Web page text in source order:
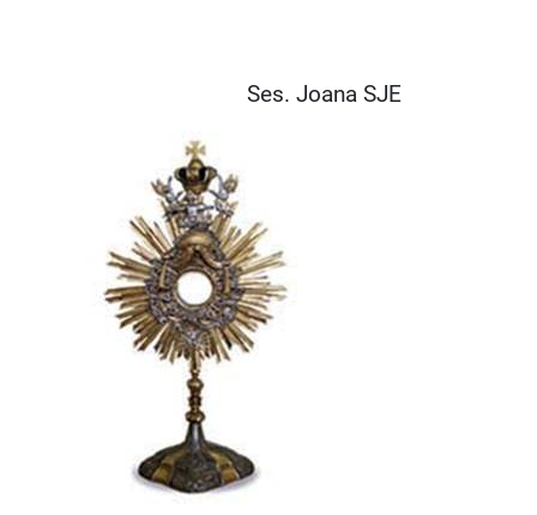
Ses. Joana SJE